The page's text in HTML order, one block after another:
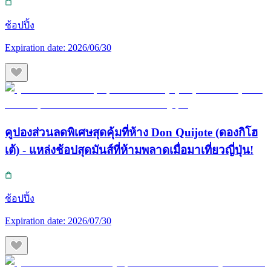
ช้อปปิ้ง
Expiration date: 2026/06/30
คูปองส่วนลดพิเศษสุดคุ้มที่ห้าง Don Quijote (ดองกิโฮ
เต้) - แหล่งช้อปสุดมันส์ที่ห้ามพลาดเมื่อมาเที่ยวญี่ปุ่น!
ช้อปปิ้ง
Expiration date: 2026/07/30